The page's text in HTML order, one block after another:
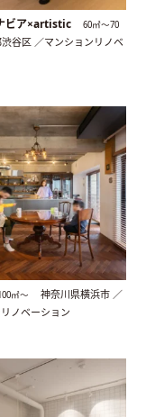
ビア×artistic
60㎡〜70
谷区 ／マンションリノベ
㎡〜
神奈川県横浜市 ／
ノベーション